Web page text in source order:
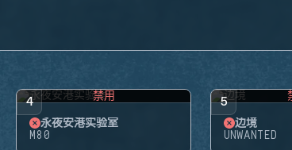
4 禁用
永夜安港实验室
M80
5
边境
UNWANTED